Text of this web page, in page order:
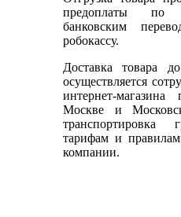
предоплаты по
банковским
робокассу.
Доставка товара
осуществляется
интернет-
Москве и
транспортировка
тарифам и
компании.